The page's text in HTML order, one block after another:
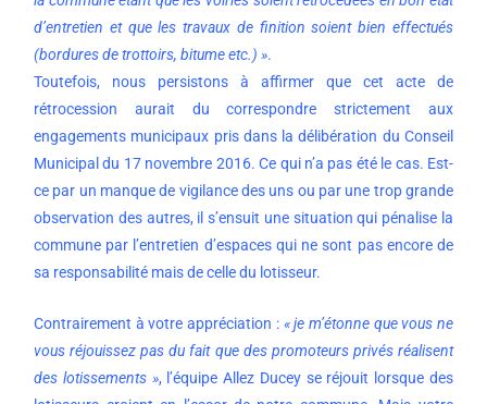
d’entretien et que les travaux de finition soient bien effectués
(bordures de trottoirs, bitume etc.) ».
Toutefois, nous persistons à affirmer que cet acte de
rétrocession aurait du correspondre strictement aux
engagements municipaux pris dans la délibération du Conseil
Municipal du 17 novembre 2016. Ce qui n’a pas été le cas. Est-
ce par un manque de vigilance des uns ou par une trop grande
observation des autres, il s’ensuit une situation qui pénalise la
commune par l’entretien d’espaces qui ne sont pas encore de
sa responsabilité mais de celle du lotisseur.
Contrairement à votre appréciation : « je m’étonne que vous ne
vous réjouissez pas du fait que des promoteurs privés réalisent
des lotissements », l’équipe Allez Ducey se réjouit lorsque des